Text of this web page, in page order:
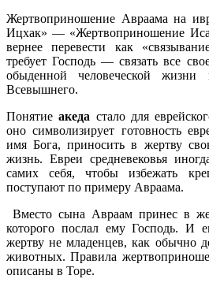
Жертвоприношение Авраама на
Ицхак» — «Жертвоприношение
вернее перевести как
требует Господь — связать все
обыденной человеческой
Всевышнего.
Понятиеакеда стало для
оно символизирует готовность
имя Бога, приносить в жертву
жизнь. Евреи средневековья
самих себя, чтобы избежать
поступают по примеру Авраама.
Вместо сына Авраам принес в
которого послал ему Господь. И
жертву не младенцев, как обычно
животных. Правила
описаны в Торе.